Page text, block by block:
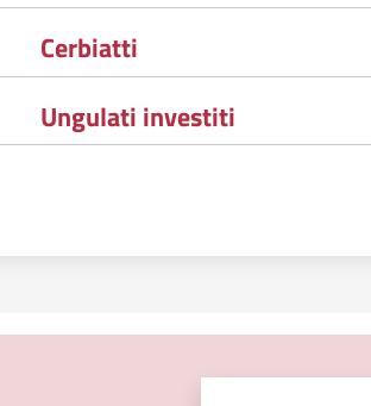
Cerbiatti
Ungulati investiti